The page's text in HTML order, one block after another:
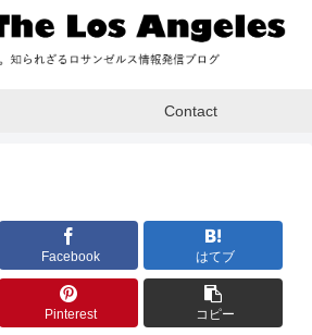
Contact
Facebook はてブ
Pinterest コピー